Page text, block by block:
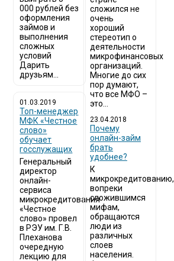
000 рублей без
оформления
займов и
выполнения
сложных
условий
Дарить
друзьям...
01.03.2019
Топ-менеджер
МФК «Честное
слово»
обучает
госслужащих
Генеральный
директор
онлайн-
сервиса
микрокредитования
«Честное
слово» провел
в РЭУ им. Г.В.
Плеханова
очередную
лекцию для
сложился не
очень
хороший
стереотип о
деятельности
микрофинансовых
организаций.
Многие до сих
пор думают,
что все МФО –
это...
23.04.2018
Почему
онлайн-займ
брать
удобнее?
К
микрокредитованию,
вопреки
сложившимся
мифам,
обращаются
люди из
различных
слоев
населения.